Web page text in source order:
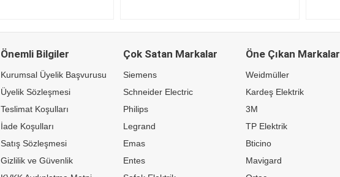
Önemli Bilgiler
Kurumsal Üyelik Başvurusu
Üyelik Sözleşmesi
Teslimat Koşulları
İade Koşulları
Satış Sözleşmesi
Gizlilik ve Güvenlik
Çok Satan Markalar
Siemens
Schneider Electric
Philips
Legrand
Emas
Entes
Öne Çıkan Markalar
Weidmüller
Kardeş Elektrik
3M
TP Elektrik
Bticino
Mavigard